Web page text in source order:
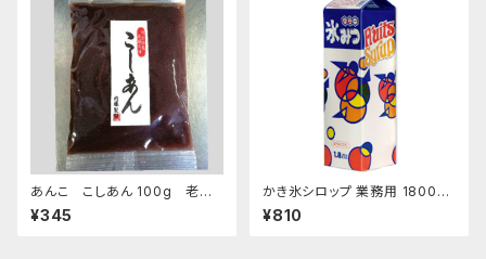
あんこ こしあん 100g 老舗
あんこ屋のこだわり餡【クリック
ポスト便】
¥345
かき氷シロップ 業務用 1800ｍ
L ハニー製 1.8Lパック
¥810